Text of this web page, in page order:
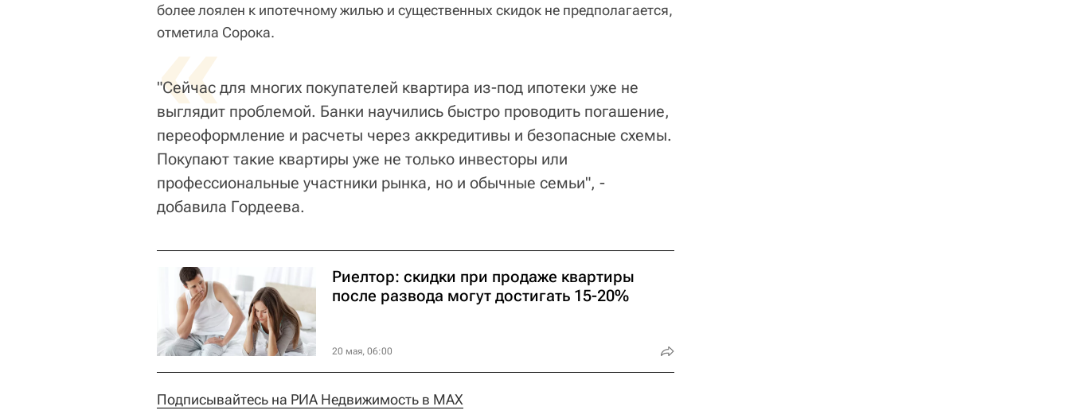
более лоялен к ипотечному жилью и существенных скидок не предполагается,
отметила Сорока.
«
"Сейчас для многих покупателей квартира из-под ипотеки уже не
выглядит проблемой. Банки научились быстро проводить погашение,
переоформление и расчеты через аккредитивы и безопасные схемы.
Покупают такие квартиры уже не только инвесторы или
профессиональные участники рынка, но и обычные семьи", -
добавила Гордеева.
Риелтор: скидки при продаже квартиры
после развода могут достигать 15-20%
20 мая, 06:00
Подписывайтесь на РИА Недвижимость в MAX